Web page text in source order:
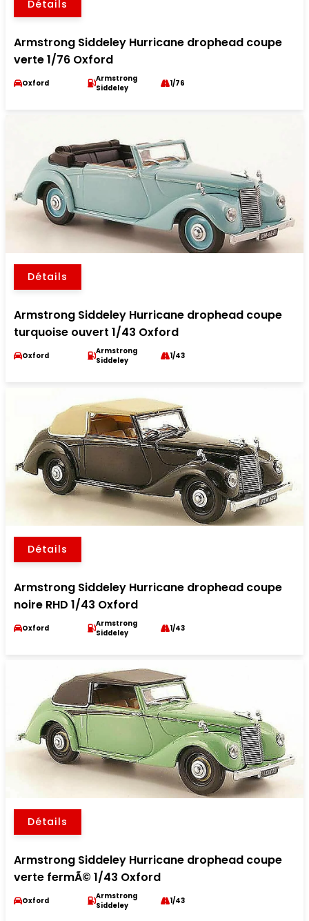
Détails
Armstrong Siddeley Hurricane drophead coupe
verte 1/76 Oxford
Oxford
Armstrong
Siddeley
1/76
Détails
Armstrong Siddeley Hurricane drophead coupe
turquoise ouvert 1/43 Oxford
Oxford
Armstrong
Siddeley
1/43
Détails
Armstrong Siddeley Hurricane drophead coupe
noire RHD 1/43 Oxford
Oxford
Armstrong
Siddeley
1/43
Détails
Armstrong Siddeley Hurricane drophead coupe
verte fermÃ© 1/43 Oxford
Oxford
Armstrong
Siddeley
1/43